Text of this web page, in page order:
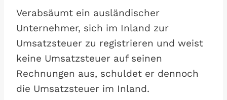
Verabsäumt ein ausländischer
Unternehmer, sich im Inland zur
Umsatzsteuer zu registrieren und weist
keine Umsatzsteuer auf seinen
Rechnungen aus, schuldet er dennoch
die Umsatzsteuer im Inland.